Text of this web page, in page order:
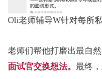
Oli老师辅导W针对每所
老师们帮他打磨出最自
面试官交换想法。最终